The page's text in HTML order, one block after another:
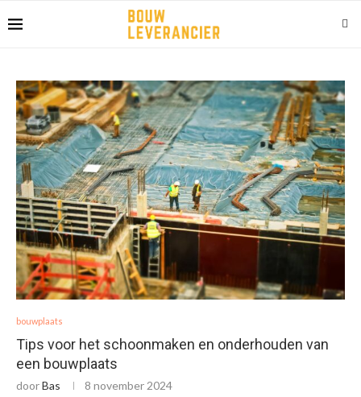
bouwplaats
Tips voor het schoonmaken en onderhouden van
een bouwplaats
doorBas 8 november 2024